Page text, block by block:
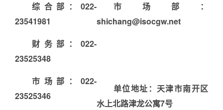
综合部：022-
23541981
财务部：022-
23525348
市场部：022-
23525346
市场部
：
shichang@isocgw.net
单位地址：天津市南开区
水上北路津龙公寓7号